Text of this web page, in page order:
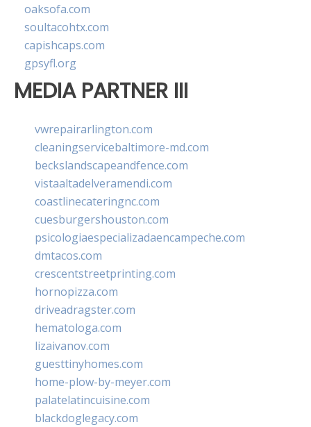
oaksofa.com
soultacohtx.com
capishcaps.com
gpsyfl.org
MEDIA PARTNER III
vwrepairarlington.com
cleaningservicebaltimore-md.com
beckslandscapeandfence.com
vistaaltadelveramendi.com
coastlinecateringnc.com
cuesburgershouston.com
psicologiaespecializadaencampeche.com
dmtacos.com
crescentstreetprinting.com
hornopizza.com
driveadragster.com
hematologa.com
lizaivanov.com
guesttinyhomes.com
home-plow-by-meyer.com
palatelatincuisine.com
blackdoglegacy.com